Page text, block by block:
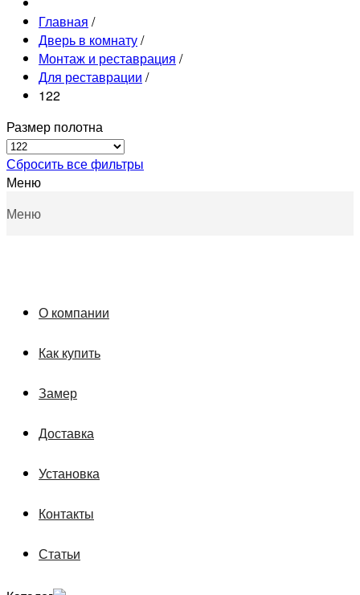
Главная /
Дверь в комнату/
Монтаж и реставрация /
Для реставрации /
122
Размер полотна
Сбросить все фильтры
Меню
Меню
О компании
Как купить
Замер
Доставка
Установка
Контакты
Статьи